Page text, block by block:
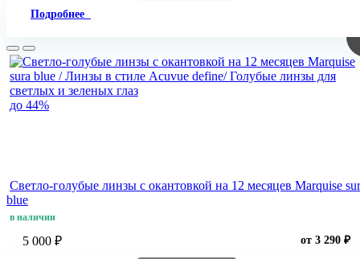
Подробнее
до 44%
Светло-голубые линзы с окантовкой на 12 месяцев Marquise
blue
в наличии
5 000 ₽ от 3 290 ₽